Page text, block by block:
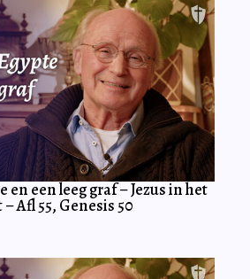
en een leeg graf – Jezus in het
Afl 55, Genesis 50